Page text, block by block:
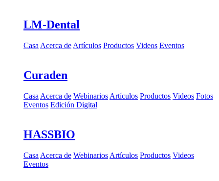
LM-Dental
Casa Acerca de Artículos Productos Videos Eventos
Curaden
Casa Acerca de Webinarios Artículos Productos Videos Fotos
Eventos Edición Digital
HASSBIO
Casa Acerca de Webinarios Artículos Productos Videos
Eventos